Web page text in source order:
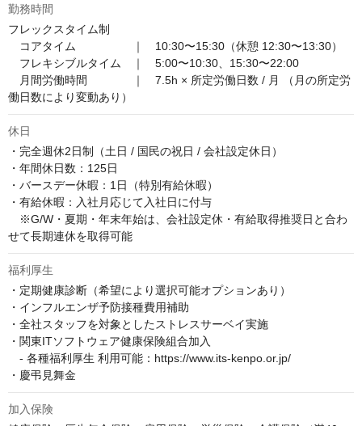
勤務時間
フレックスタイム制
コアタイム　　　　　｜　10:30〜15:30（休憩 12:30〜13:30）
フレキシブルタイム　｜　5:00〜10:30、15:30〜22:00
月間労働時間　　　　｜　7.5h × 所定労働日数 / 月 （月の所定労
働日数により変動あり）
休日
・完全週休2日制（土日 / 国民の祝日 / 会社設定休日）
・年間休日数：125日
・バースデー休暇：1日（特別有給休暇）
・有給休暇：入社月応じて入社日に付与
※G/W・夏期・年末年始は、会社設定休・有給取得推奨日と合わ
せて長期連休を取得可能
福利厚生
・定期健康診断（希望により選択可能オプションあり）
・インフルエンザ予防接種費用補助
・全社スタッフを対象としたストレスサーベイ実施
・関東ITソフトウェア健康保険組合加入
- 各種福利厚生 利用可能：https://www.its-kenpo.or.jp/
・慶弔見舞金
加入保険